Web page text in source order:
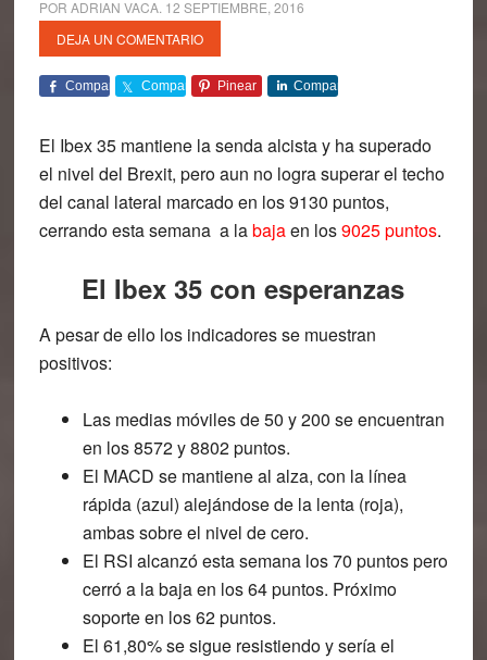
POR ADRIAN VACA. 12 SEPTIEMBRE, 2016
DEJA UN COMENTARIO
Comparte Comparte Pinear Comparte
El Ibex 35mantiene la senda alcista y ha superado
el nivel del Brexit, pero aun no logra superar el techo
del canal lateral marcado en los 9130 puntos,
cerrando esta semana a labajaen los9025 puntos.
El Ibex 35 con esperanzas
A pesar de ello los indicadores se muestran
positivos:
Las medias móviles de 50 y 200 se encuentran
en los 8572 y 8802 puntos.
El MACD se mantiene al alza, con la línea
rápida (azul) alejándose de la lenta (roja),
ambas sobre el nivel de cero.
El RSI alcanzó esta semana los 70 puntos pero
cerró a la baja en los 64 puntos. Próximo
soporte en los 62 puntos.
El 61,80% se sigue resistiendo y sería el